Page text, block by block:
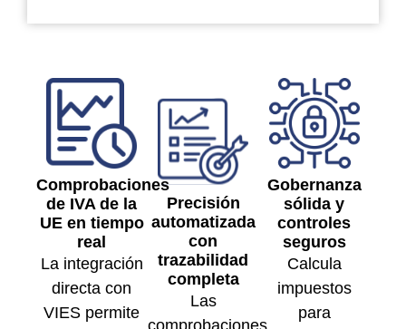
Comprobaciones
de IVA de la
UE en tiempo
real
La integración
directa con
VIES permite
Precisión
automatizada
con
trazabilidad
completa
Las
Gobernanza
sólida y
controles
seguros
Calcula
impuestos
para